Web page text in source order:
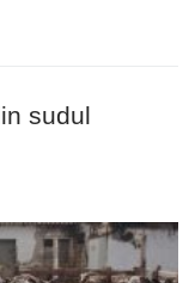
sudul